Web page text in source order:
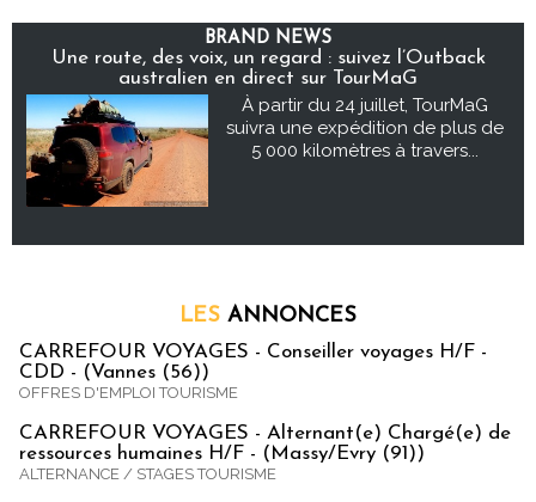
BRAND NEWS
Une route, des voix, un regard : suivez l’Outback
australien en direct sur TourMaG
À partir du 24 juillet, TourMaG
suivra une expédition de plus de
5 000 kilomètres à travers...
LES ANNONCES
CARREFOUR VOYAGES - Conseiller voyages H/F -
CDD - (Vannes (56))
OFFRES D'EMPLOI TOURISME
CARREFOUR VOYAGES - Alternant(e) Chargé(e) de
ressources humaines H/F - (Massy/Evry (91))
ALTERNANCE / STAGES TOURISME